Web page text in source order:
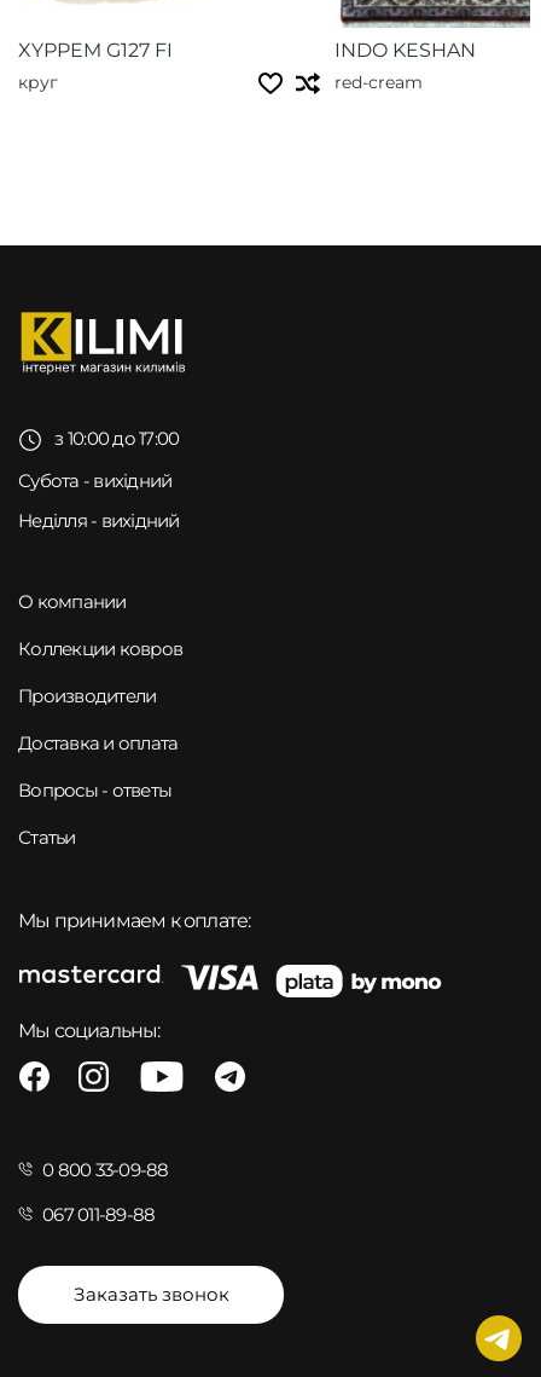
XYPPEM G127 FI
круг
INDO KESHAN
red-cream
з 10:00 до 17:00
Субота - вихідний
Неділля - вихідний
О компании
Коллекции ковров
Производители
Доставка и оплата
Вопросы - ответы
Статьи
Мы принимаем к оплате:
Мы социальны:
0 800 33-09-88
067 011-89-88
Заказать звонок